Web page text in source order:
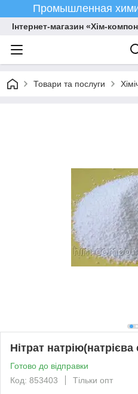
Промышленная
Інтернет-магазин «Хім-
Товари та послуги
Нітрат натрію(натрієва
Готово до відправки
Код: 853403
Тільки опт